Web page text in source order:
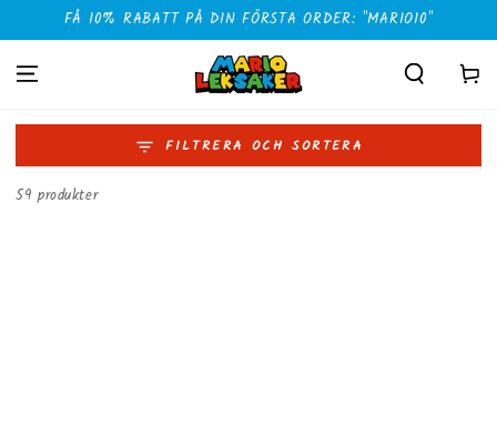
HOPPA TILL
INNEHÅLLET
FÅ 10% RABATT PÅ DIN FÖRSTA ORDER: "MARIO10"
FILTRERA OCH SORTERA
59 produkter